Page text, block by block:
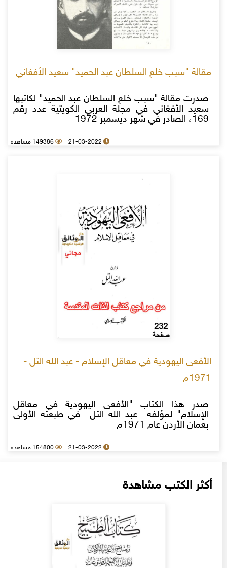
مقالة "سبب خلع السلطان عبد الحميد" سعيد الأفغاني
صدرت مقالة "سبب خلع السلطان عبد الحميد" لكاتبها
سعيد الأفغاني في مجلة العربي الكويتية عدد رقم
169، الصادر في شهر ديسمبر 1972
21-03-2022 149386 مشاهدة
الأفعى اليهودية في معاقل الإسلام - عبد الله التل -
1971م
صدر هذا الكتاب "الأفعى اليهودية في معاقل
الإسلام" لمؤلفه عبد الله التل في طبعته الأولى
بعمان الأردن عام 1971م
21-03-2022 154800 مشاهدة
أكثر الكتب مشاهدة